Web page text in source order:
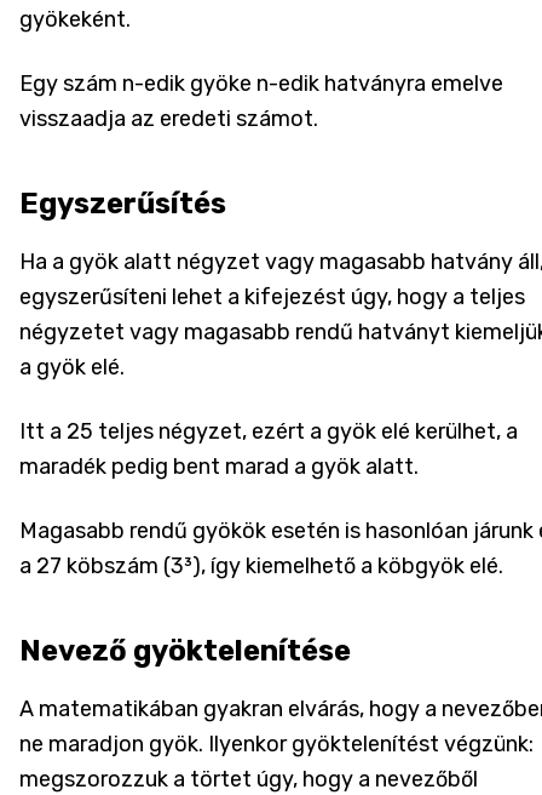
gyökeként.
Egy szám n-edik gyöke n-edik hatványra emelve
visszaadja az eredeti számot.
Egyszerűsítés
Ha a gyök alatt négyzet vagy magasabb hatvány
egyszerűsíteni lehet a kifejezést úgy, hogy a teljes
négyzetet vagy magasabb rendű hatványt
a gyök elé.
Itt a 25 teljes négyzet, ezért a gyök elé kerülhet, a
maradék pedig bent marad a gyök alatt.
Magasabb rendű gyökök esetén is hasonlóan járunk
a 27 köbszám (3³), így kiemelhető a köbgyök elé.
Nevező gyöktelenítése
A matematikában gyakran elvárás, hogy a
ne maradjon gyök. Ilyenkor gyöktelenítést végzünk:
megszorozzuk a törtet úgy, hogy a nevezőből